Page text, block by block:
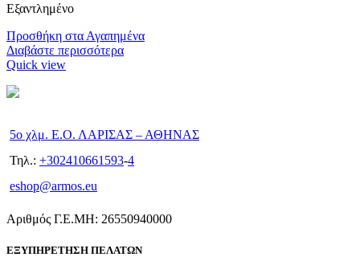
Εξαντλημένο
Προσθήκη στα Αγαπημένα
Διαβάστε περισσότερα
Quick view
5ο χλμ. Ε.Ο. ΛΑΡΙΣΑΣ – ΑΘΗΝΑΣ
Τηλ.: +302410661593-4
eshop@armos.eu
Αριθμός Γ.Ε.ΜΗ: 26550940000
ΕΞΥΠΗΡΕΤΗΣΗ ΠΕΛΑΤΩΝ